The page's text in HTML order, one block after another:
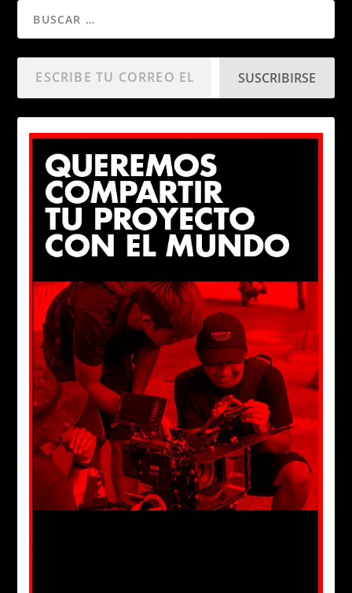
SUSCRIBIRSE